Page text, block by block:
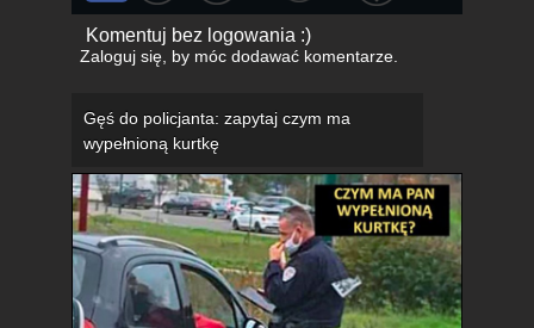
Komentuj bez logowania :)
Zaloguj się, by móc dodawać komentarze.
Gęś do policjanta: zapytaj czym ma
wypełnioną kurtkę